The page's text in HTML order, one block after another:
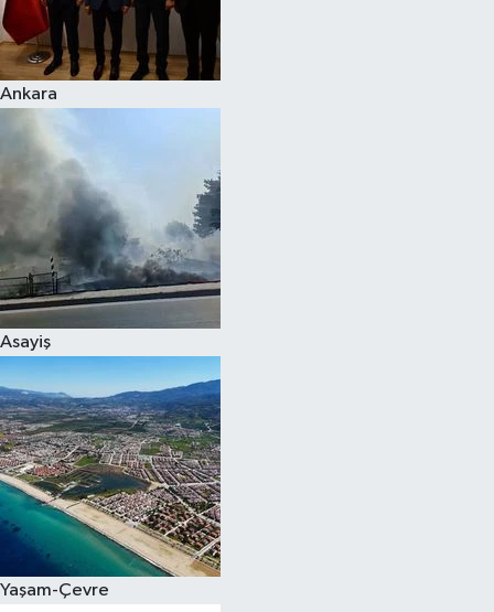
Ankara
Asayiş
Yaşam-Çevre
Spor
Çocuk
Eğitim
Hava Durumu
Kim kimdir?
Kültür Sanat
Sağlık
Siyaset
Teknoloji